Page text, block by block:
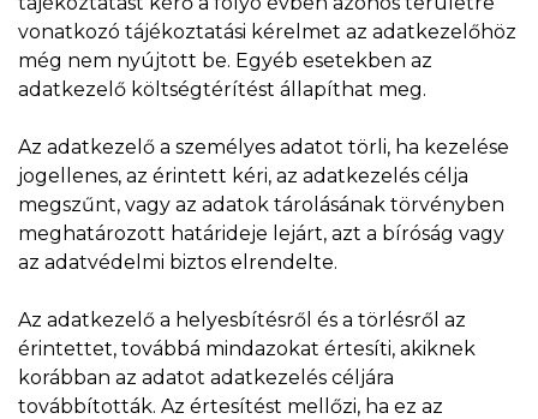
vonatkozó tájékoztatási kérelmet az adatkezelőhöz
még nem nyújtott be. Egyéb esetekben az
adatkezelő költségtérítést állapíthat meg.
Az adatkezelő a személyes adatot törli, ha kezelése
jogellenes, az érintett kéri, az adatkezelés célja
megszűnt, vagy az adatok tárolásának törvényben
meghatározott határideje lejárt, azt a bíróság vagy
az adatvédelmi biztos elrendelte.
Az adatkezelő a helyesbítésről és a törlésről az
érintettet, továbbá mindazokat értesíti, akiknek
korábban az adatot adatkezelés céljára
továbbították. Az értesítést mellőzi, ha ez az